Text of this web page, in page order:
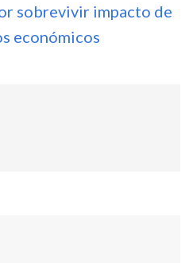
sobrevivir impacto de
económicos